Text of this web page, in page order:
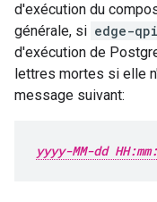
d'exécution du
générale, si edge-
d'exécution de
lettres mortes si elle
message suivant:
yyyy-MM-dd